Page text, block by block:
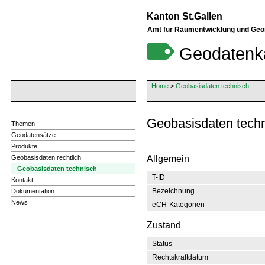
Kanton St.Gallen
Amt für Raumentwicklung und
Home > Geobasisdaten technisch
Themen
Geodatensätze
Produkte
Geobasisdaten rechtlich
Geobasisdaten technisch
Kontakt
Dokumentation
News
Geobasisdaten
Allgemein
T-ID
Bezeichnung
eCH-Kategorien
Zustand
Status
Rechtskraftdatum